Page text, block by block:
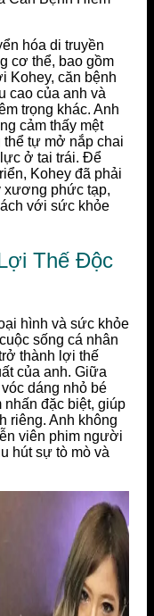
hóa di truyền
cơ thể, bao gồm
Kohey, căn bệnh
cao của anh và
trọng khác. Anh
cảm thấy mệt
thể tự mở nắp chai
ở tai trái. Để
Kohey đã phải
xương phức tạp,
với sức khỏe
Thế Độc
hình và sức khỏe
sống cá nhân
thành lợi thế
của anh. Giữa
dáng nhỏ bé
nhấn đặc biệt, giúp
riêng. Anh không
viên phim người
hút sự tò mò và